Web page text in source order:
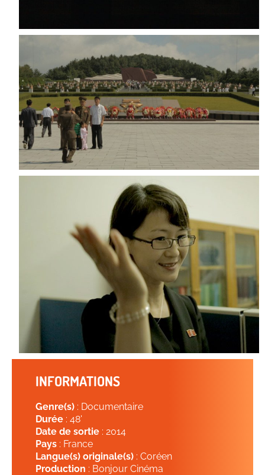
INFORMATIONS
Genre(s) : Documentaire
Durée : 48'
Date de sortie : 2014
Pays : France
Langue(s) originale(s) : Coréen
Production : Bonjour Cinéma